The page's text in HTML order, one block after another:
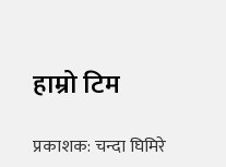
हाम्रो टिम
प्रकाशक: चन्दा घिमिरे